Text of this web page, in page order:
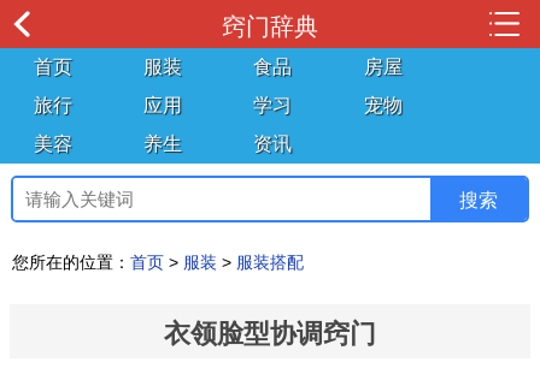
窍门辞典
首页 服装 食品
房屋
旅行
应用 学习
宠物
美容
养生 资讯
您所在的位置： 首页 > 服装 > 服装搭配
衣领脸型协调窍门